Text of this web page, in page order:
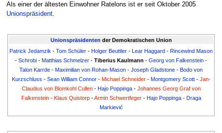
Als einer der ältesten Einwohner Ratelons ist er seit Oktober 2005
Unionspräsident.
Unionspräsidenten der Demokratischen Union
Patrick Jedamzik - Tom Schüler - Holger Beuttler - Lear Haggard - Rincewind Mason
- Schrobi - Matthias Schmelzer - Tiberius Kaulmann - Georg von Falkenstein -
Talon Karrde - Maximilian von Rohan-Mason - Joseph Gladstone - Bodo von
Kurzschluss - Sean William Connor- Michael Schneider- Montgomery Scott- Jan-
Claudius von Blomkohl Cullen- Hajo Poppinga- Johannes Georg Graf von
Falkenstein- Klaus Quistorp-Armin Schwertfeger- Hajo Poppinga- Draga
Markiević